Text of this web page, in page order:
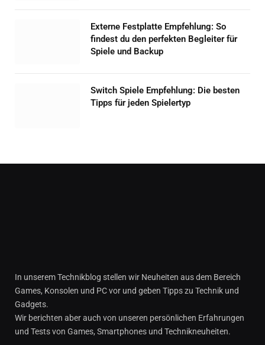
Externe Festplatte Empfehlung: So
findest du den perfekten Begleiter für
Spiele und Backup
Switch Spiele Empfehlung: Die besten
Tipps für jeden Spielertyp
In unserem Technikblog stellen wir Neuheiten aus dem Bereich
Games, Konsolen und PC vor und geben Tipps zu Technik und
Gadgets.
Wir berichten aber auch von unseren persönlichen Erfahrungen
und Tests von Games, Smartphones und Technikneuheiten.